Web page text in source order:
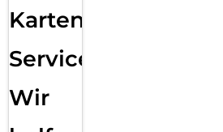
Karten
Service:
Wir